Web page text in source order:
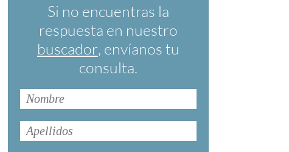
cuyo objetivo es colaborar con el buen uso del
español en los medios de comunicación y en
Internet.
Si no encuentras la
respuesta en nuestro
buscador, envíanos tu
consulta.